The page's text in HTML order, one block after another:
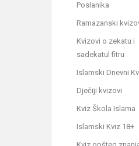
Poslanika
Ramazanski
Kvizovi o zekatu i
sadekatul fitru
Islamski Dnevni
Dječiji kvizovi
Kviz Škola Islama
Islamski Kviz 18+